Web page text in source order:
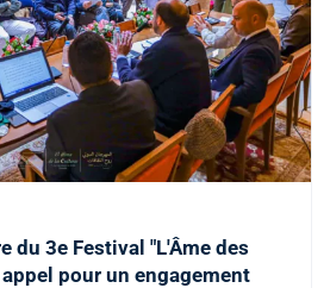
du 3e Festival "L'Âme des
pour un engagement